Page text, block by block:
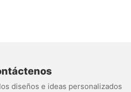
diseños e ideas personalizados